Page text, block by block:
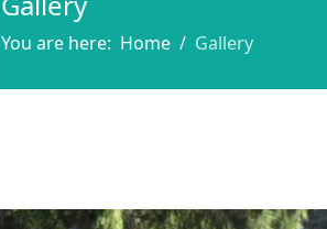
You are here: Home Gallery